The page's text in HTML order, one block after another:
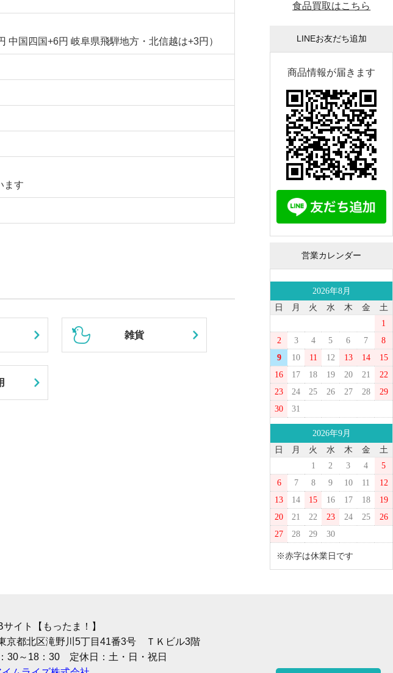
中国四国+6円 岐阜県飛騨地方・北信越は+3円）
ます
雑貨
食品買取はこちら
LINEお友だち追加
商品情報が届きます
営業カレンダー
2026年8月
日
月 火 水 木 金
土
1
2
3 4 5 6 7
8
9
10 11 12 13 14
15
16
17 18 19 20 21
22
23
24 25 26 27 28
29
30
31
2026年9月
日
月 火 水 木 金
土
1
2 3 4
5
6
7 8 9 10 11
12
13
14 15 16 17 18
19
20
21 22 23 24 25
26
27
28 29 30
※赤字は休業日です
イト【もったま！】
京都北区滝野川5丁目41番3号 ＴＫビル3階
30～18：30 定休日：土・日・祝日